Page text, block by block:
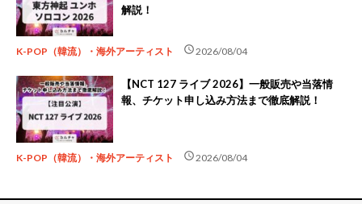
解説！
K-POP（韓流）・海外アーティスト schedule2026/08/04
【NCT 127 ライブ 2026】一般販売や当落情
報、チケット申し込み方法まで徹底解説！
K-POP（韓流）・海外アーティスト schedule2026/08/04